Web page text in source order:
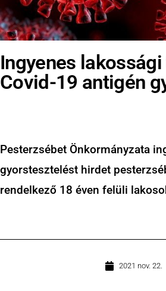
Ingyenes
Covid-19 antigén
Pesterzsébet Önkormányzata
gyorstesztelést hirdet
rendelkező 18 éven felüli
2021 nov. 22.